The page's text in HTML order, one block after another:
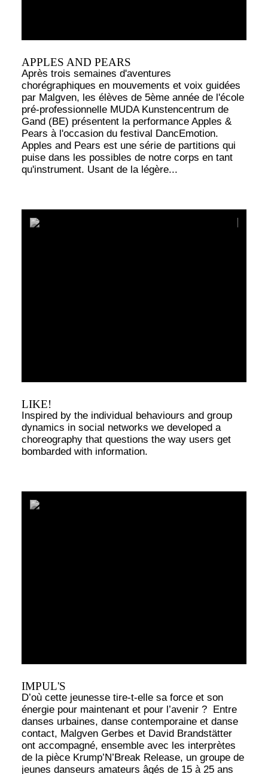
APPLES AND PEARS
Après trois semaines d'aventures
chorégraphiques en mouvements et voix guidées
par Malgven, les élèves de 5ème année de l'école
pré-professionnelle MUDA Kunstencentrum de
Gand (BE) présentent la performance Apples &
Pears à l'occasion du festival DancEmotion.
Apples and Pears est une série de partitions qui
puise dans les possibles de notre corps en tant
qu'instrument. Usant de la légère...
LIKE!
Inspired by the individual behaviours and group
dynamics in social networks we developed a
choreography that questions the way users get
bombarded with information.
IMPUL'S
D’où cette jeunesse tire-t-elle sa force et son
énergie pour maintenant et pour l’avenir ? Entre
danses urbaines, danse contemporaine et danse
contact, Malgven Gerbes et David Brandstätter
ont accompagné, ensemble avec les interprètes
de la pièce Krump’N’Break Release, un groupe de
jeunes danseurs amateurs âgés de 15 à 25 ans